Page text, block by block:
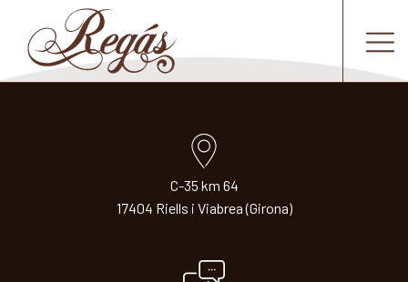
C-35 km 64
17404 Riells i Viabrea (Girona)